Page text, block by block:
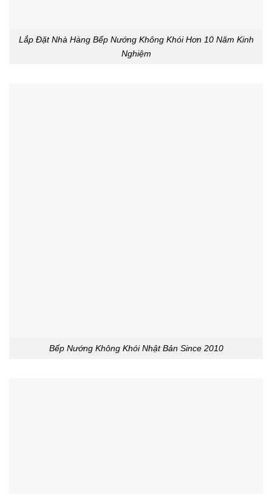
Lắp Đặt Nhà Hàng Bếp Nướng Không Khói Hơn 10 Năm Kinh
Nghiệm
Bếp Nướng Không Khói Nhật Bản Since 2010